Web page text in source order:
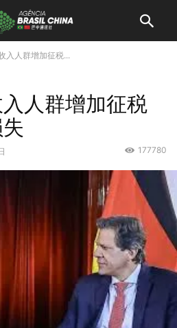
入人群增加征税...
人群增加征税
177780